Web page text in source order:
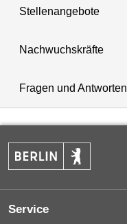
Stellenangebote
Nachwuchskräfte
Fragen und Antworten
Service